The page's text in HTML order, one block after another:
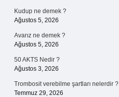
Kudup ne demek ?
Ağustos 5, 2026
Avarız ne demek ?
Ağustos 5, 2026
50 AKTS Nedir ?
Ağustos 3, 2026
Trombosit verebilme şartları nelerdir ?
Temmuz 29, 2026